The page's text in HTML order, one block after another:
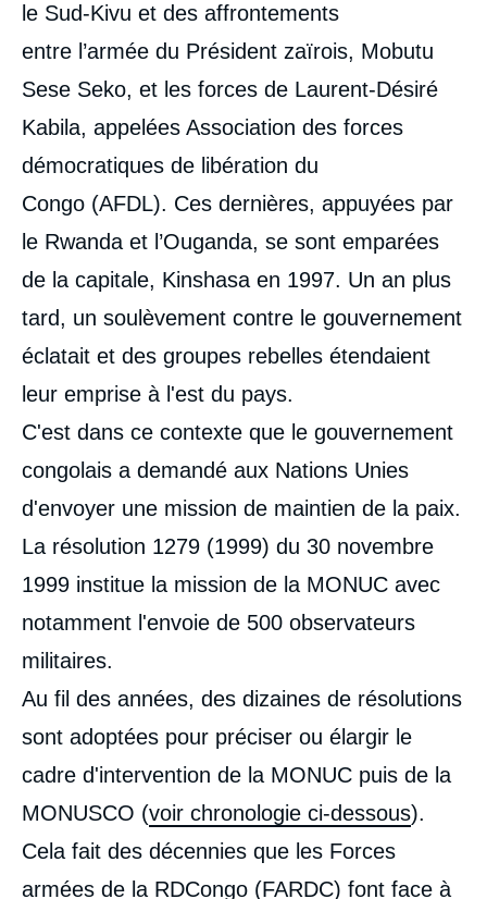
le Sud-Kivu et des affrontements
entre l’armée du Président zaïrois, Mobutu
Sese Seko, et les forces de Laurent-Désiré
Kabila, appelées Association des forces
démocratiques de libération du
Congo (AFDL). Ces dernières, appuyées par
le Rwanda et l’Ouganda, se sont emparées
de la capitale, Kinshasa en 1997. Un an plus
tard, un soulèvement contre le gouvernement
éclatait et des groupes rebelles étendaient
leur emprise à l'est du pays.
C'est dans ce contexte que le gouvernement
congolais a demandé aux Nations Unies
d'envoyer une mission de maintien de la paix.
La résolution 1279 (1999) du 30 novembre
1999 institue la mission de la MONUC avec
notamment l'envoie de 500 observateurs
militaires.
Au fil des années, des dizaines de résolutions
sont adoptées pour préciser ou élargir le
cadre d'intervention de la MONUC puis de la
MONUSCO (voir chronologie ci-dessous).
Cela fait des décennies que les Forces
armées de la RDCongo (FARDC) font face à